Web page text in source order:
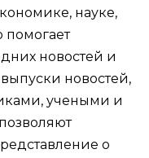
науке,
помогает
новостей и
новостей,
учеными и
о